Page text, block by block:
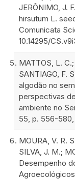
JERÔNIMO, J.
hirsutum L.
Comunicata
10.14295/
MATTOS, L.
SANTIAGO, F.
algodão no
perspectivas
ambiente no
55, p. 556-
MOURA, V. R.
SILVA, J. M.;
Desempenho